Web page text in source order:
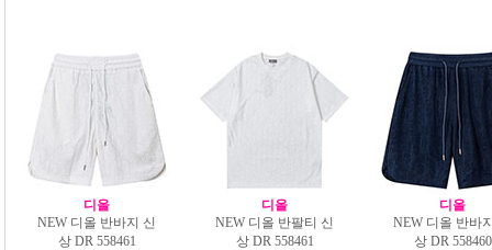
디올
NEW 디올 반바지 신
상 DR 558461
디올
NEW 디올 반팔티 신
상 DR 558461
디올
NEW 디올 반바
상 DR 558460